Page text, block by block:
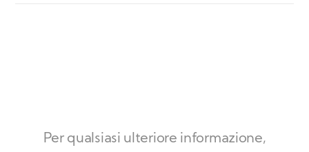
Per qualsiasi ulteriore informazione,